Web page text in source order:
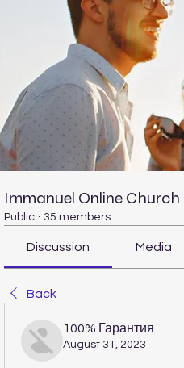
Immanuel Online
Public · 35 members
Discussion Media
Back
100% Гарантия
August 31, 2023